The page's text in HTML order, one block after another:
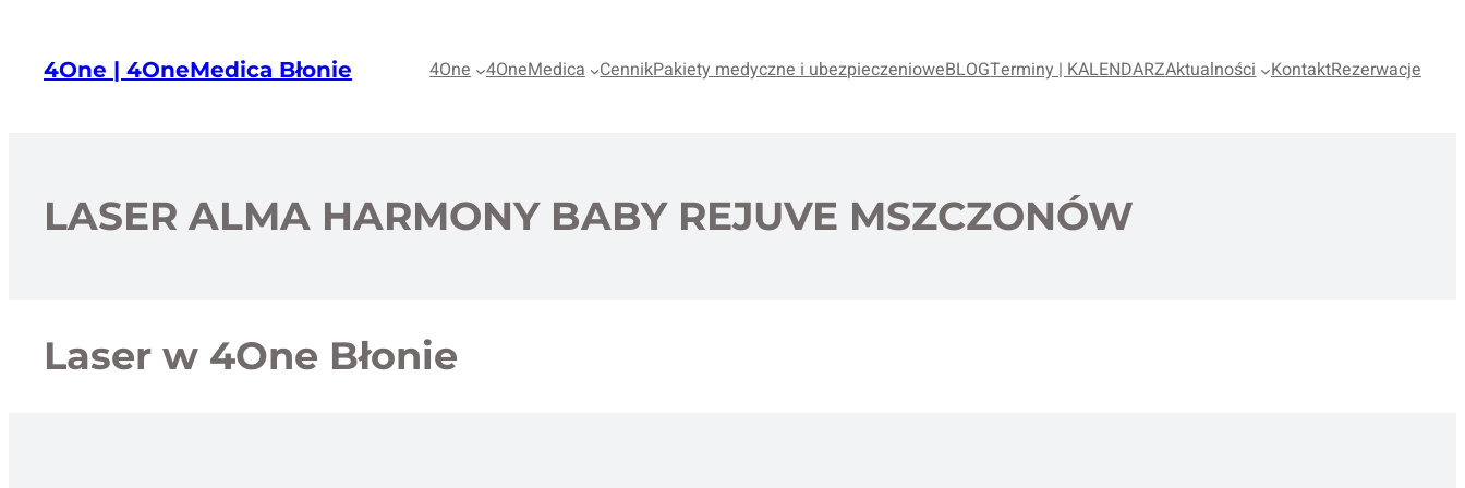
treści4One | 4OneMedica Błonie 4One 4OneMedica CennikPakiety medyczne i ubezpieczenioweBLOGTerminy | KALENDARZAktualności KontaktRezerwacje
LASER ALMA HARMONY BABY REJUVE MSZCZONÓW
Laser w 4One Błonie